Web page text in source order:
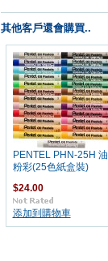
其他客戶還會購買..
PENTEL PHN-25H 油
粉彩(25色紙盒裝)
$24.00
添加到購物車